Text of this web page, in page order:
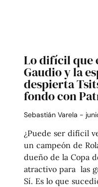
Lo difícil que
Gaudio y la
despierta
fondo con
Sebastián Varela
¿Puede ser difícil
un campeón de
dueño de la Copa
atractivo para las
Sí. Es lo que